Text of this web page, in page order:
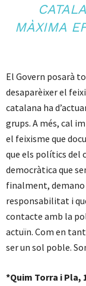
MÀXIMA
El Govern posarà
desaparèixer el
catalana ha
grups. A més, cal
el feixisme que
que els polítics del
democràtica que
finalment,
responsabilitat i
contacte amb la
actuïn. Com en
ser un sol poble.
*Quim Torra i Pla,